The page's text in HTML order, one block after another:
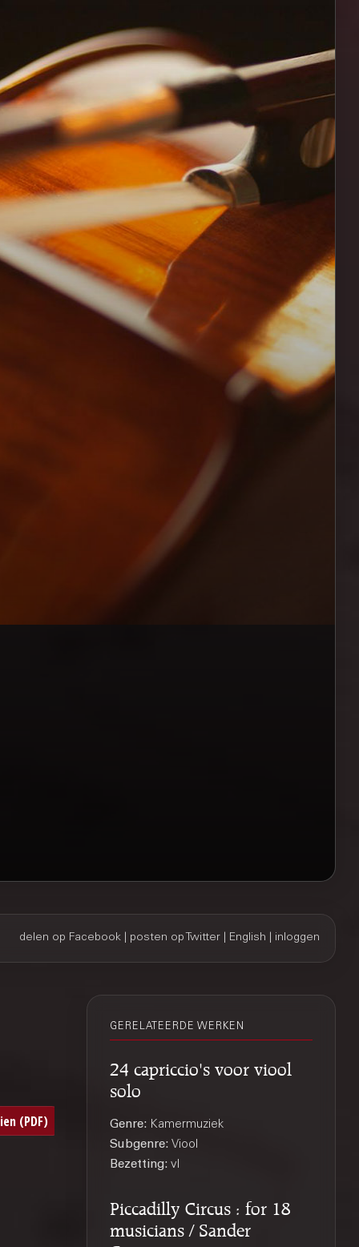
delen op Facebook posten op Twitter English inloggen
GERELATEERDE WERKEN
24 capriccio's voor viool
solo
Genre: Kamermuziek
Subgenre: Viool
Bezetting:vl
Piccadilly Circus : for 18
musicians / Sander